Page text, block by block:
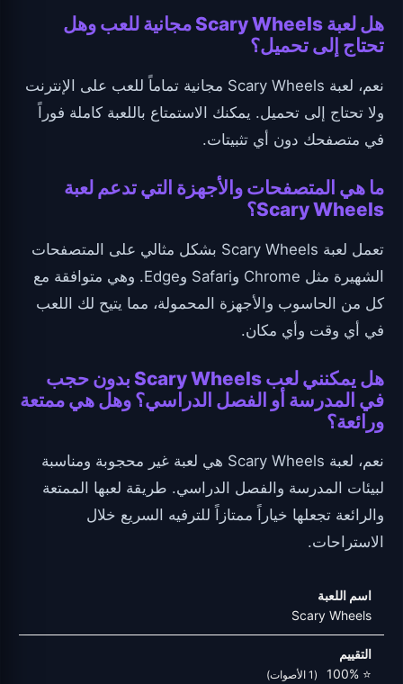
هل لعبة Scary Wheels مجانية للعب وهل
تحتاج إلى تحميل؟
نعم، لعبة Scary Wheels مجانية تماماً للعب على الإنترنت
ولا تحتاج إلى تحميل. يمكنك الاستمتاع باللعبة كاملة فوراً
في متصفحك دون أي تثبيتات.
ما هي المتصفحات والأجهزة التي تدعم لعبة
Scary Wheels؟
تعمل لعبة Scary Wheels بشكل مثالي على المتصفحات
الشهيرة مثل Chrome وSafari وEdge. وهي متوافقة مع
كل من الحاسوب والأجهزة المحمولة، مما يتيح لك اللعب
في أي وقت وأي مكان.
هل يمكنني لعب Scary Wheels بدون حجب
في المدرسة أو الفصل الدراسي؟ وهل هي ممتعة
ورائعة؟
نعم، لعبة Scary Wheels هي لعبة غير محجوبة ومناسبة
لبيئات المدرسة والفصل الدراسي. طريقة لعبها الممتعة
والرائعة تجعلها خياراً ممتازاً للترفيه السريع خلال
الاستراحات.
اسم اللعبة
Scary Wheels
التقييم
⭐ 100%
(1 الأصوات)